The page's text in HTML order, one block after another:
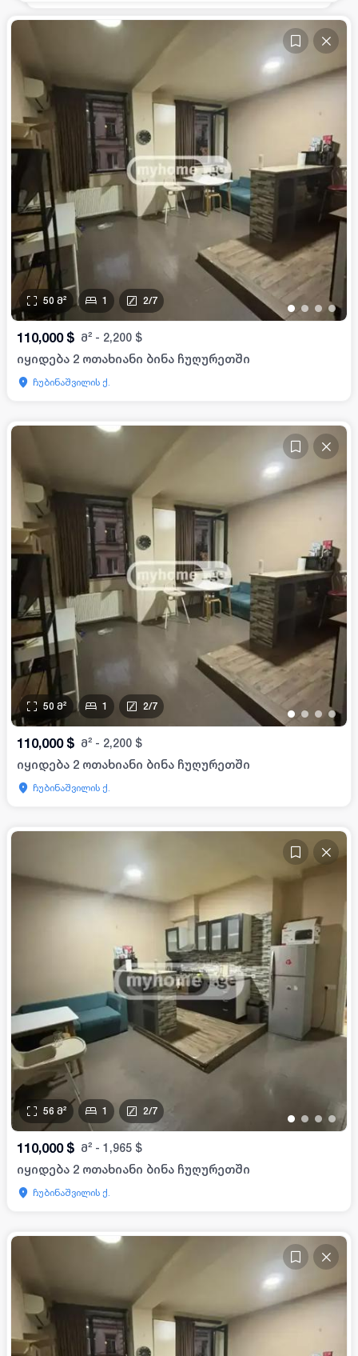
• • • •
50 მ² 1 2/7
110,000 $ მ² - 2,200 $
იყიდება 2 ოთახიანი ბინა ჩუღურეთში
ჩუბინაშვილის ქ.
• • • •
50 მ² 1 2/7
110,000 $ მ² - 2,200 $
იყიდება 2 ოთახიანი ბინა ჩუღურეთში
ჩუბინაშვილის ქ.
• • • •
56 მ² 1 2/7
110,000 $ მ² - 1,965 $
იყიდება 2 ოთახიანი ბინა ჩუღურეთში
ჩუბინაშვილის ქ.